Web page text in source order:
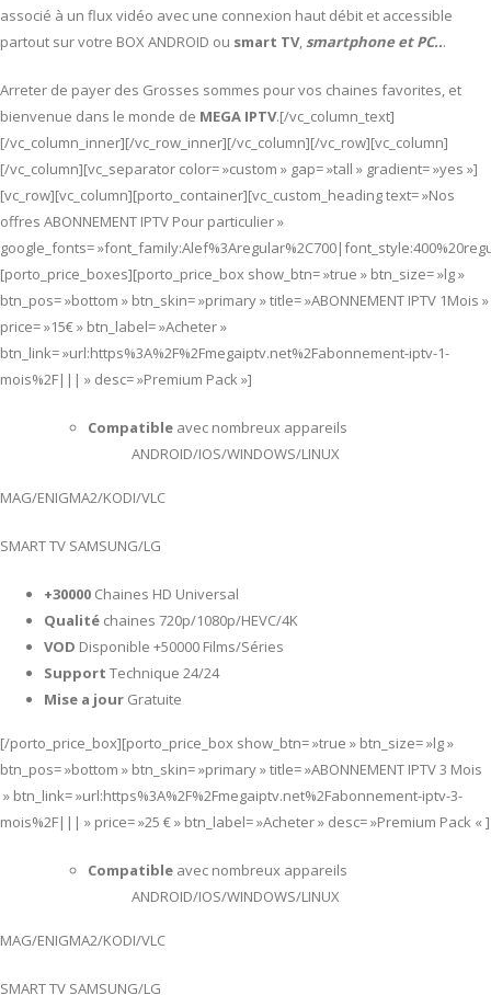
associé à un flux vidéo avec une connexion haut débit et accessible
partout sur votre BOX ANDROID ou smart TV,smartphone et PC...
Arreter de payer des Grosses sommes pour vos chaines favorites, et
bienvenue dans le monde de MEGA IPTV.[/vc_column_text]
[/vc_column_inner][/vc_row_inner][/vc_column][/vc_row][vc_column]
[/vc_column][vc_separator color= »custom » gap= »tall » gradient= »yes »]
[vc_row][vc_column][porto_container][vc_custom_heading text= »Nos
offres ABONNEMENT IPTV Pour particulier »
google_fonts=
[porto_price_boxes][porto_price_box show_btn= »true » btn_size= »lg »
btn_pos= »bottom » btn_skin= »primary » title= »ABONNEMENT IPTV 1Mois »
price= »15€ » btn_label= »Acheter »
btn_link= »url:https%3A%2F%2Fmegaiptv.net%2Fabonnement-iptv-1-
mois%2F||| » desc= »Premium Pack »]
Compatible avec nombreux appareils
ANDROID/IOS/WINDOWS/LINUX
MAG/ENIGMA2/KODI/VLC
SMART TV SAMSUNG/LG
+30000 Chaines HD Universal
Qualité chaines 720p/1080p/HEVC/4K
VOD Disponible +50000 Films/Séries
Support Technique 24/24
Mise a jour Gratuite
[/porto_price_box][porto_price_box show_btn= »true » btn_size= »lg »
btn_pos= »bottom » btn_skin= »primary » title= »ABONNEMENT IPTV 3 Mois
» btn_link= »url:https%3A%2F%2Fmegaiptv.net%2Fabonnement-iptv-3-
mois%2F||| » price= »25 € » btn_label= »Acheter » desc= »Premium Pack « ]
Compatible avec nombreux appareils
ANDROID/IOS/WINDOWS/LINUX
MAG/ENIGMA2/KODI/VLC
SMART TV SAMSUNG/LG